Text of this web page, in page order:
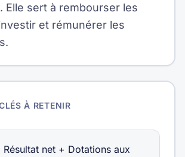
Elle sert à rembourser les
et rémunérer les
À RETENIR
Résultat net + Dotations aux